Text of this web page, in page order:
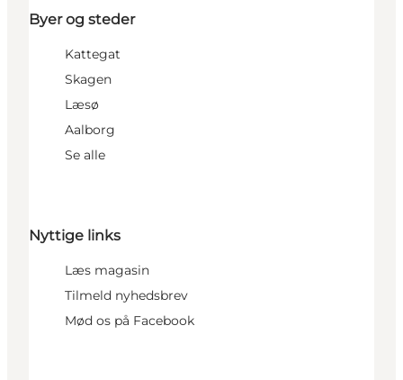
Byer og steder
Kattegat
Skagen
Læsø
Aalborg
Se alle
Nyttige links
Læs magasin
Tilmeld nyhedsbrev
Mød os på Facebook